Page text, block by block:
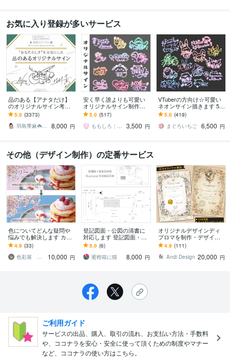
お気に入り登録が多いサービス
品のある【アナタだけ】
のオリジナルサイン考え
ます ︎【唯一無二︎】個人も
企業も対応可「印象に残
る」署名をご提案
5.0 (3373)
羽島季麻☘️シグニチャーデザイナー／ロゴ
8,000 円
安く早く誰よりも可愛い
オリジナルサイン制作し
ます 最短即日！商用利用
OKなモチーフ入りサイン
です！
5.0 (517)
ももしろ￤デザイン
3,500 円
VTuberの方向け☆可愛い
ネオンサイン描きます 50
0件以上のサイン制作経験
☆商用利用無料！迅速丁
寧に対応☆
5.0 (419)
まぐろいちご 6,500 円
その他（デザイン制作）の定番サービス
色についてどんな疑問や
悩みでも解決します カラ
ーコーディネーター一級
のプロが確かな知識でお
答えします！
4.9 (33)
色彩屋 きにー
10,000 円
登記図面・公図の清書に
対応します 登記図面・各
階平面図・配置図・公図
トレース作成します
5.0 (6)
蜜柑箱に猫
8,000 円
オリジナルデザインディ
プロマを制作・デザイン
します デザイン・50枚印
刷、名前等の文字用エク
セルテンプレデータ付
4.9 (111)
Andi Design 20,000 円
ご利用ガイド
サービスの出品、購入、取引の流れ、お支払い方法・手数料
や、ココナラを安心・安全に使って頂くための制度やマナー
など、ココナラの使い方はこちら。